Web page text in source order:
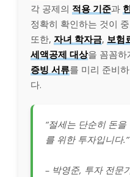
각 공제의 적용 기준과
정확히 확인하는 것이
또한, 자녀 학자금, 보험
세액공제 대상을 꼼꼼하
증빙 서류를 미리 준비
다.
“절세는 단순히 돈
를 위한 투자입니다.”
– 박영준, 투자 전문